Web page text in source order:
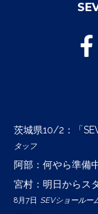
茨城県10/2：「
タッフ
阿部：何やら準備
宮村：明日からス
8月7日 SEVショールー